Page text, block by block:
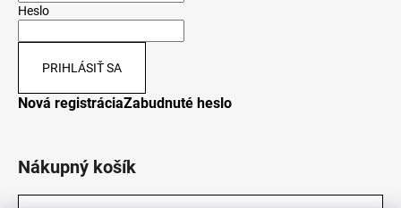
Heslo
PRIHLÁSIŤ SA
Nová registráciaZabudnuté heslo
Nákupný košík